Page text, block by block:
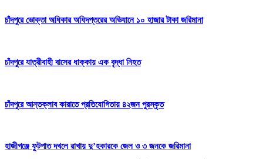
চাঁদপুরে ভোক্তা অধিকার অধিদপ্তরের অভিযানে ১০ হাজার টাকা জরিমানা
চাঁদপুরে যাত্রীবাহী বাসের ধাক্কায় এক বৃদ্ধা নিহত
চাঁদপুরে আন্তক্লাব কারাতে প্রতিযোগিতায় ৪২জন পুরস্কৃত
হাজীগঞ্জে ফুটপাত দখলে রাখায় দু’হকারকে জেল ও ৩ জনকে জরিমানা